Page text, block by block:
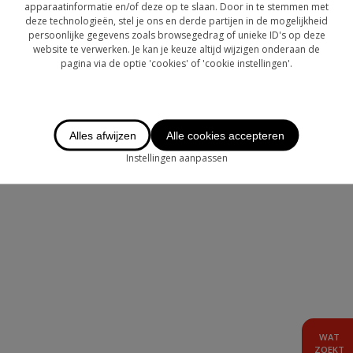
OVER CHASE
LOGIN
AANBOD BUITENLAND
WAT
ZOEKT
apparaatinformatie en/of deze op te slaan. Door in te stemmen met
deze technologieën, stel je ons en derde partijen in de mogelijkheid
persoonlijke gegevens zoals browsegedrag of unieke ID's op deze
website te verwerken. Je kan je keuze altijd wijzigen onderaan de
pagina via de optie 'cookies' of 'cookie instellingen'.
Alles afwijzen Alle cookies accepteren
Instellingen aanpassen